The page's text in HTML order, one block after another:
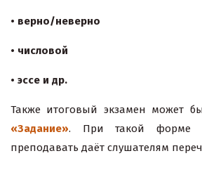
• верно/неверно
• числовой
• эссе и др.
Также итоговый экзамен может
«Задание». При такой форме
преподавать даёт слушателям